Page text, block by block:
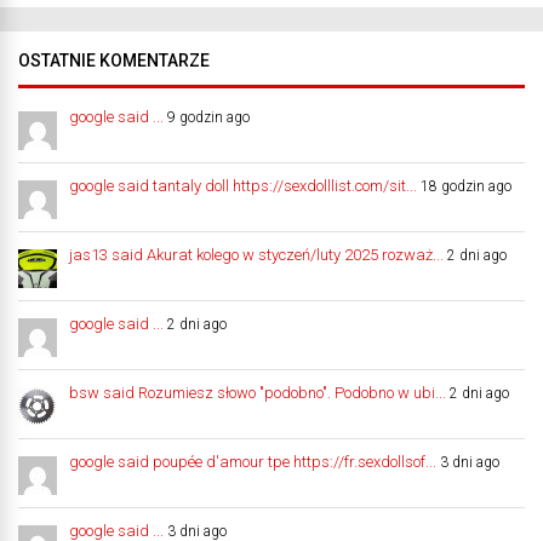
OSTATNIE KOMENTARZE
google said ... 9 godzin ago
google said tantaly doll https://sexdolllist.com/sit... 18 godzin ago
jas13 said Akurat kolego w styczeń/luty 2025 rozważ... 2 dni ago
google said ... 2 dni ago
bsw said Rozumiesz słowo "podobno". Podobno w ubi... 2 dni ago
google said poupée d'amour tpe https://fr.sexdollsof... 3 dni ago
google said ... 3 dni ago